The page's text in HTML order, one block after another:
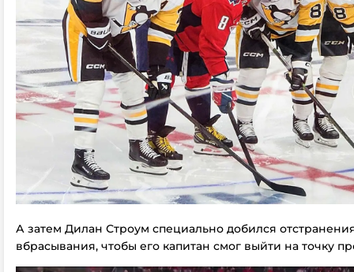
А затем Дилан Строум специально добился
вбрасывания, чтобы его капитан смог выйти на точку